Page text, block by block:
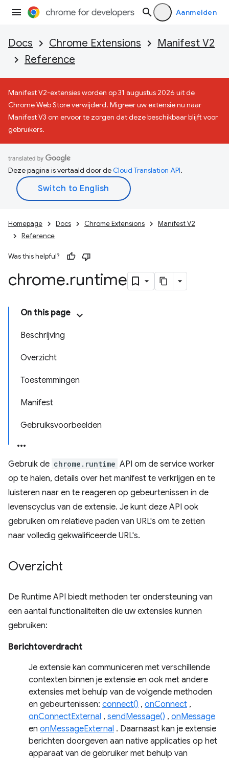
Aanmelden
Docs Chrome Extensions
Manifest V2
Reference
Manifest V2-extensies worden op 31 augustus 2026 uit de
Chrome Web Store verwijderd. Migreer uw extensie nu naar
Manifest V3 om ervoor te zorgen dat deze beschikbaar blijft voor
gebruikers.
Deze pagina is vertaald door deCloud Translation API.
Homepage Docs Chrome Extensions
Manifest V2
Reference
Was this helpful?
chrome.runtime
On this page
Beschrijving
Overzicht
Toestemmingen
Manifest
Gebruiksvoorbeelden
Gebruik de chrome.runtime API om de service worker
op te halen, details over het manifest te verkrijgen en te
luisteren naar en te reageren op gebeurtenissen in de
levenscyclus van de extensie. Je kunt deze API ook
gebruiken om relatieve paden van URL's om te zetten
naar volledig gekwalificeerde URL's.
Overzicht
De Runtime API biedt methoden ter ondersteuning van
een aantal functionaliteiten die uw extensies kunnen
gebruiken:
Berichtoverdracht
Je extensie kan communiceren met verschillende
contexten binnen je extensie en ook met andere
extensies met behulp van de volgende methoden
en gebeurtenissen: connect() , onConnect ,
onConnectExternal , sendMessage() , onMessage
en onMessageExternal . Daarnaast kan je extensie
berichten doorgeven aan native applicaties op het
apparaat van de gebruiker met behulp van